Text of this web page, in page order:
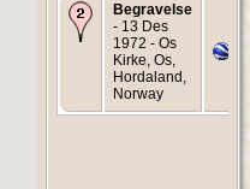
Begravelse
- 13 Des
1972 - Os
Kirke, Os,
Hordaland,
Norway